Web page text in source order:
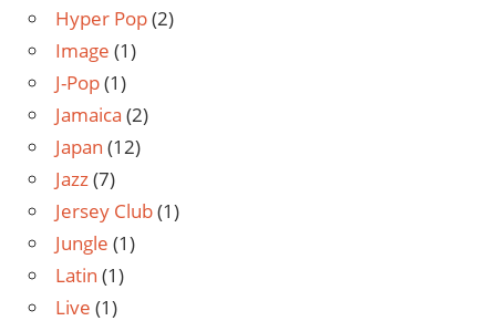
Hyper Pop(2)
Image (1)
J-Pop(1)
Jamaica (2)
Japan (12)
Jazz(7)
Jersey Club(1)
Jungle (1)
Latin (1)
Live (1)